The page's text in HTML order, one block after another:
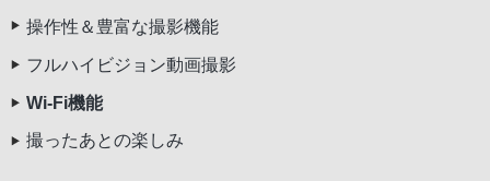
操作性＆豊富な撮影機能
フルハイビジョン動画撮影
Wi-Fi機能
撮ったあとの楽しみ